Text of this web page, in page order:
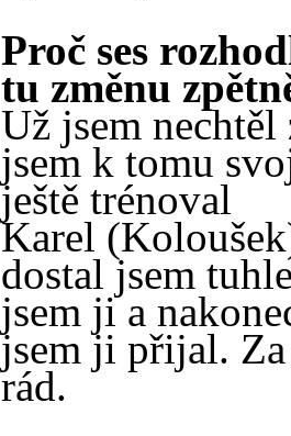
Proč ses
tu změnu
Už jsem
jsem k tomu
ještě trénoval
Karel
dostal jsem
jsem ji a
jsem ji přijal.
rád.